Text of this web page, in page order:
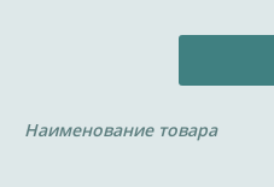
Наименование товара